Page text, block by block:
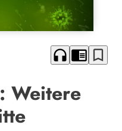
headphones chrome_reader_mode bookmark_border
Weitere